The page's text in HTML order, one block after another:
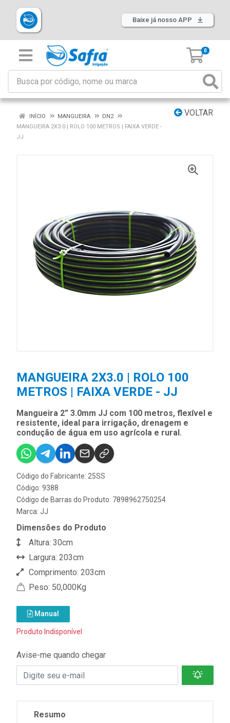
Baixe já nosso APP
0
VOLTAR
INÍCIO MANGUEIRA
DN2
MANGUEIRA 2X3.0 | ROLO 100 METROS | FAIXA VERDE -
JJ
MANGUEIRA 2X3.0 | ROLO 100
METROS | FAIXA VERDE - JJ
Mangueira 2” 3.0mm JJ com 100 metros, flexível e
resistente, ideal para irrigação, drenagem e
condução de água em uso agrícola e rural.
Código do Fabricante: 25SS
Código: 9388
Código de Barras do Produto: 7898962750254
Marca: JJ
Dimensões do Produto
Altura: 30cm
Largura: 203cm
Comprimento: 203cm
Peso: 50,000Kg
Manual
Produto Indisponível
Avise-me quando chegar
Resumo